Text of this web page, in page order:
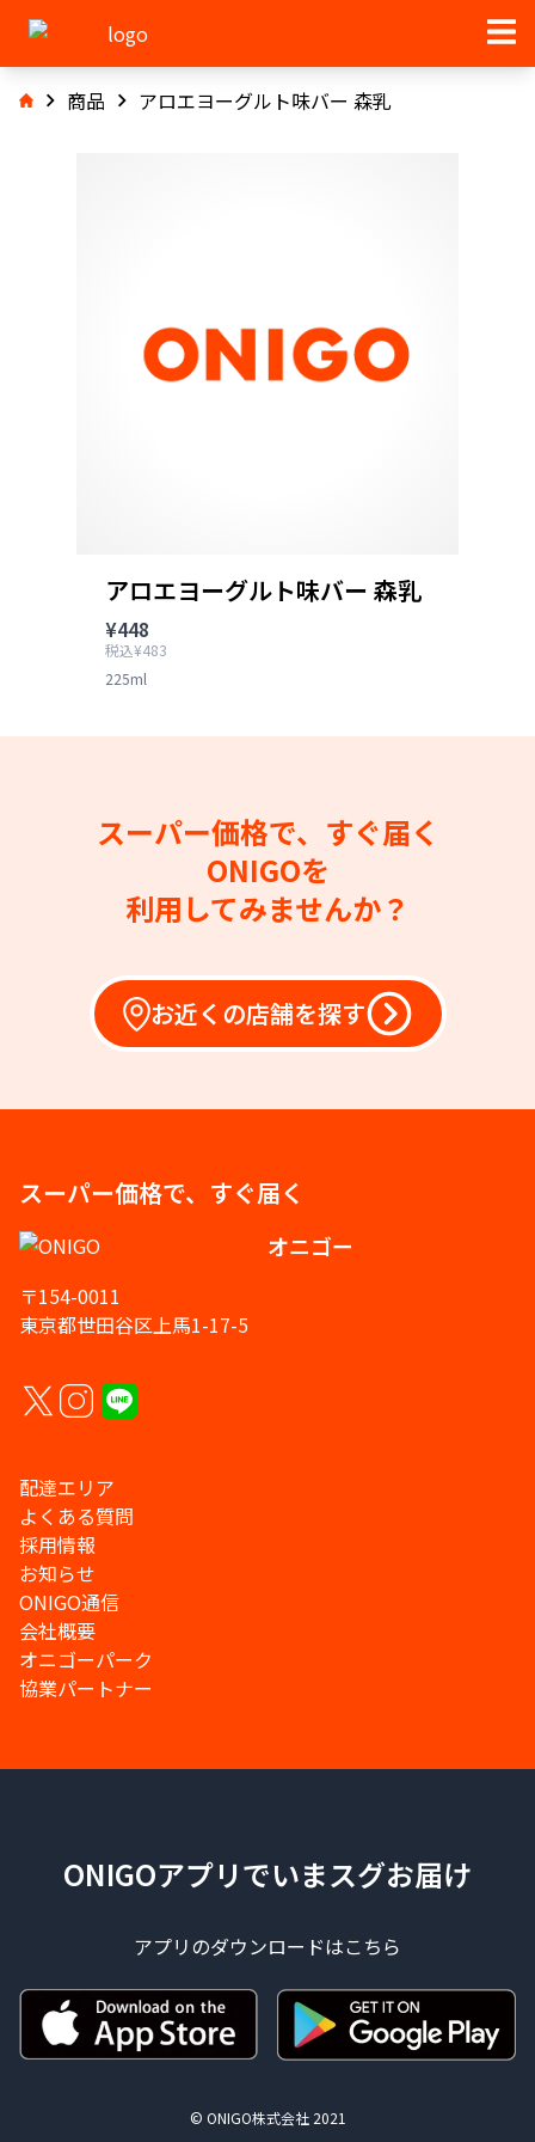
商品 アロエヨーグルト味バー 森乳
アロエヨーグルト味バー 森乳
¥448
税込¥483
225ml
スーパー価格で、すぐ届く
ONIGOを
利用してみませんか？
お近くの店舗を探す
スーパー価格で、すぐ届く
オニゴー
〒154-0011
東京都世田谷区上馬1-17-5
配達エリア
よくある質問
採用情報
お知らせ
ONIGO通信
会社概要
オニゴーパーク
協業パートナー
ONIGOアプリでいまスグお届け
アプリのダウンロードはこちら
© ONIGO株式会社 2021